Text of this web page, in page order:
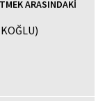
ARASINDAKİ